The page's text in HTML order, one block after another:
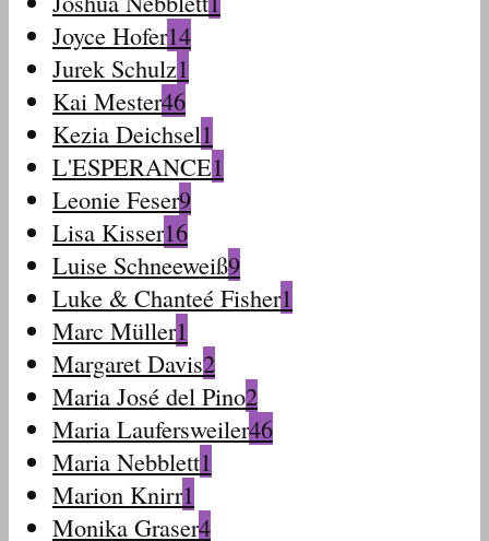
Joyce Hofer14
Jurek Schulz1
Kai Mester46
Kezia Deichsel1
L'ESPERANCE1
Leonie Feser9
Lisa Kisser16
Luise Schneeweiß9
Luke & Chanteé Fisher1
Marc Müller1
Margaret Davis2
Maria José del Pino2
Maria Laufersweiler46
Maria Nebblett1
Marion Knirr1
Monika Graser4